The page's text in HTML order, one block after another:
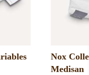
Nox
Medisan